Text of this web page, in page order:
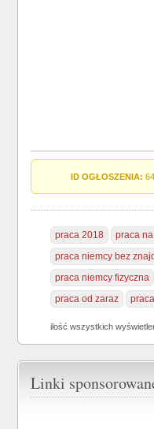
ID OGŁOSZENIA:
praca 2018
praca
praca niemcy bez
praca niemcy fizyczna
praca od zaraz
ilość wszystkich
Linki